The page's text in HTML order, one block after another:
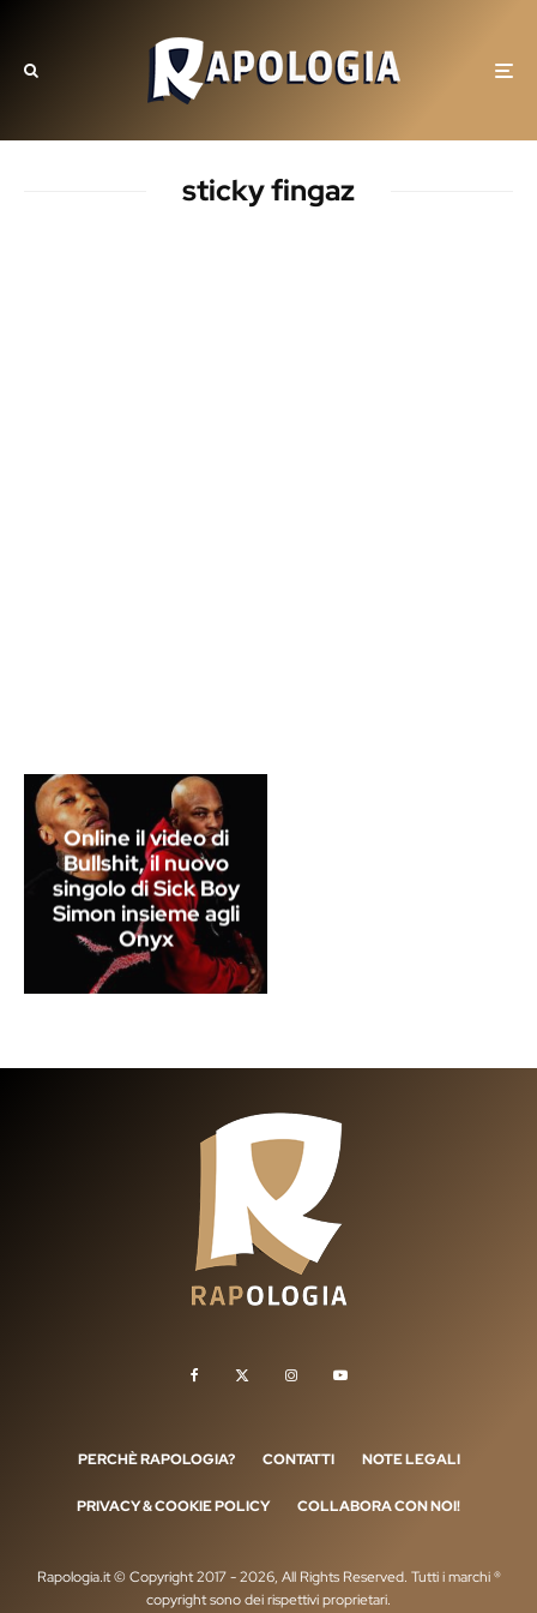
sticky fingaz
Online il video di
Bullshit, il nuovo
singolo di Sick Boy
Simon insieme agli
Onyx
PERCHÈ RAPOLOGIA? CONTATTI NOTE LEGALI
PRIVACY & COOKIE POLICY COLLABORA CON NOI!
Rapologia.it © Copyright 2017 - 2026, All Rights Reserved. Tutti i marchi ®
copyright sono dei rispettivi proprietari.